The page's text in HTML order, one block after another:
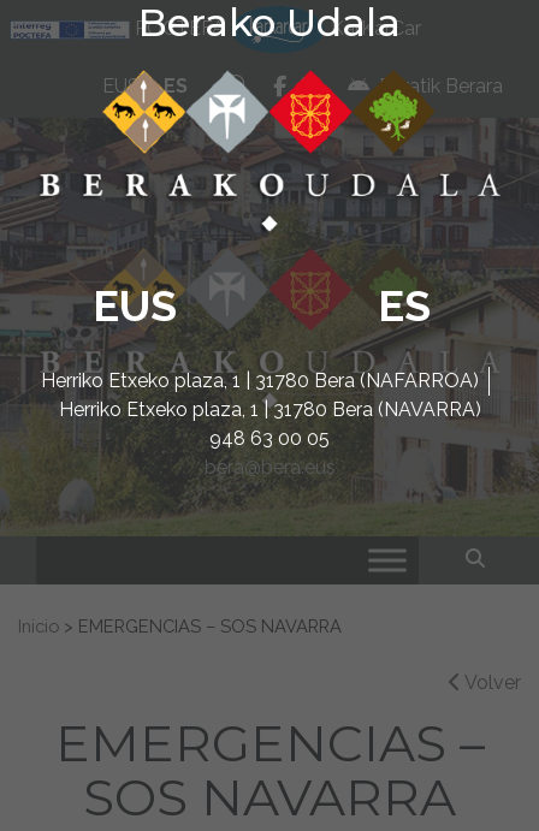
Berako Udala
EUS ES
Herriko Etxeko plaza, 1 | 31780 Bera (NAFARROA)
Herriko Etxeko plaza, 1 | 31780 Bera (NAVARRA)
948 63 00 05
bera@bera.eus
POCTEFA KarKarCar
EUS ES whatsapp
facebook
instagram
Beratik Berara
Buscar:
Inicio > EMERGENCIAS – SOS NAVARRA
Volver
EMERGENCIAS –
SOS NAVARRA